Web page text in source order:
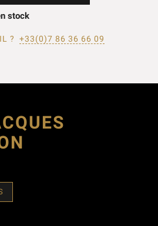
stock
? +33(0)7 86 36 66 09